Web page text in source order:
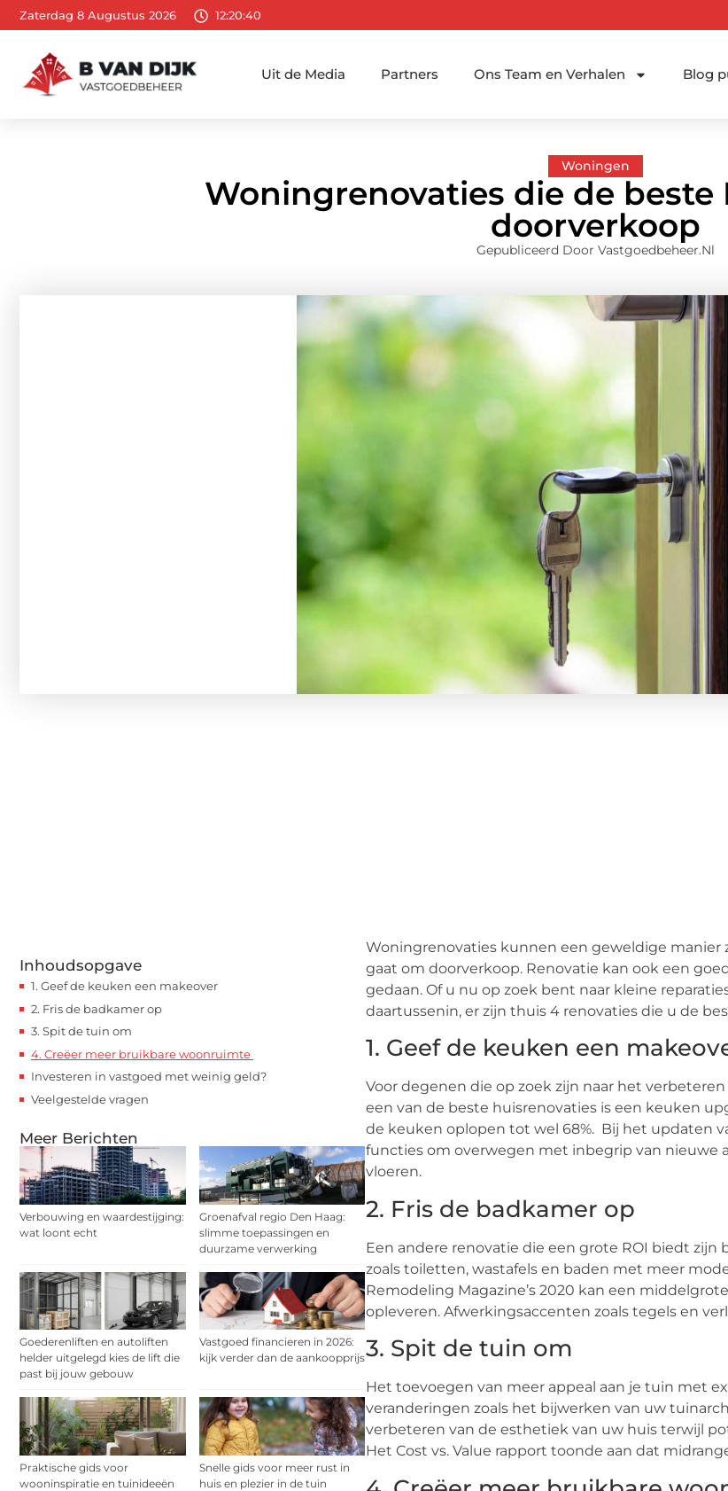
Zaterdag 8 Augustus 2026 12:20:41
Uit de Media Partners Ons Team en Verhalen Blog
Woningen
Woningrenovaties die de beste
doorverkoop
Gepubliceerd Door Vastgoedbeheer.nl
Inhoudsopgave
1. Geef de keuken een makeover
2. Fris de badkamer op
3. Spit de tuin om
4. Creëer meer bruikbare woonruimte
Investeren in vastgoed met weinig geld?
Veelgestelde vragen
Meer Berichten
Verbouwing en waardestijging:
wat loont echt
Groenafval regio Den Haag:
slimme toepassingen en
duurzame verwerking
Goederenliften en autoliften
helder uitgelegd kies de lift die
past bij jouw gebouw
Vastgoed financieren in 2026:
kijk verder dan de aankoopprijs
Praktische gids voor
wooninspiratie en tuinideeën
Snelle gids voor meer rust in
huis en plezier in de tuin
Woningrenovaties kunnen een geweldige manier
gaat om doorverkoop. Renovatie kan ook een
gedaan. Of u nu op zoek bent naar kleine
daartussenin, er zijn thuis 4 renovaties die u de
1. Geef de keuken een
Voor degenen die op zoek zijn naar het
een van de beste huisrenovaties is een keuken
de keuken oplopen tot wel 68%. Bij het updaten
functies om overwegen met inbegrip van nieuwe
vloeren.
2. Fris de badkamer op
Een andere renovatie die een grote ROI biedt
zoals toiletten, wastafels en baden met meer
Remodeling Magazine’s 2020 kan een
opleveren. Afwerkingsaccenten zoals tegels en
3. Spit de tuin om
Het toevoegen van meer appeal aan je tuin met
veranderingen zoals het bijwerken van uw
verbeteren van de esthetiek van uw huis terwijl
Het Cost vs. Value rapport toonde aan dat